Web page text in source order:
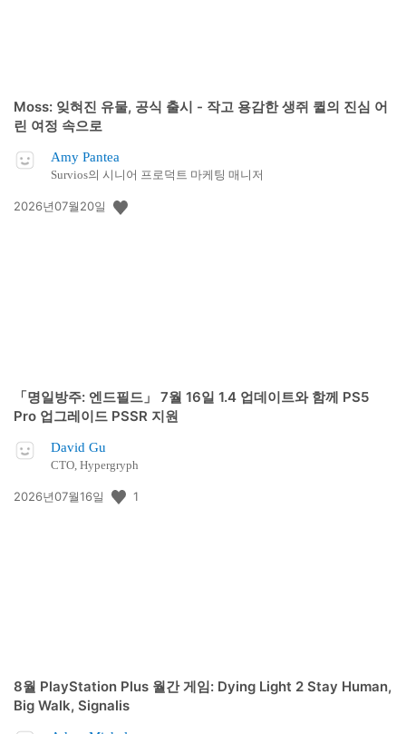
Moss: 잊혀진 유물, 공식 출시 - 작고 용감한 생쥐 퀼의 진심 어
린 여정 속으로
Amy Pantea
Survios의 시니어 프로덕트 마케팅 매니저
공
2026년07월20일
「명일방주: 엔드필드」 7월 16일 1.4 업데이트와 함께 PS5
Pro 업그레이드 PSSR 지원
David Gu
CTO, Hypergryph
공
2026년07월16일 1
8월 PlayStation Plus 월간 게임: Dying Light 2 Stay Human,
Big Walk, Signalis